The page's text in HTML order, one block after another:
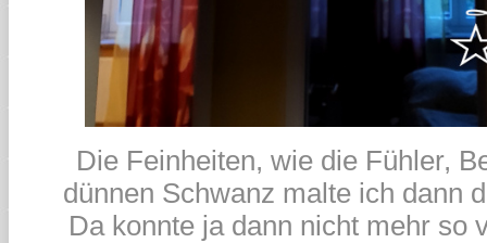
Die Feinheiten, wie die Fühler,
dünnen Schwanz malte ich dann
Da konnte ja dann nicht mehr